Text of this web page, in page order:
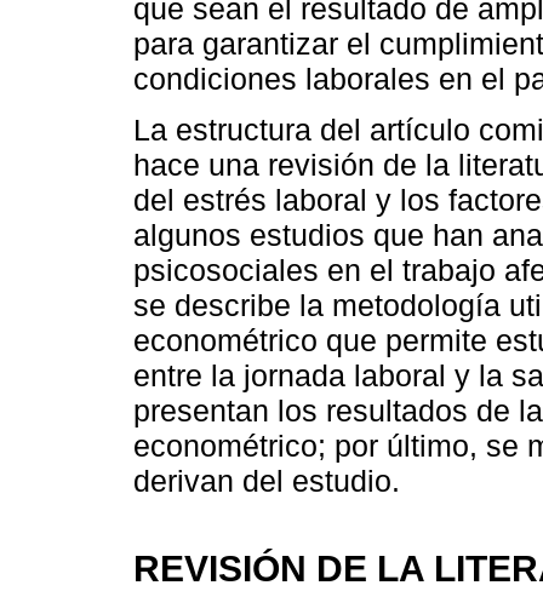
que sean el resultado de
para garantizar el
condiciones laborales en el
La estructura del artículo
hace una revisión de la
del estrés laboral y los
algunos estudios que han
psicosociales en el trabajo
se describe la metodología
econométrico que permite
entre la jornada laboral y la
presentan los resultados de
econométrico; por último, se
derivan del estudio.
REVISIÓN DE LA